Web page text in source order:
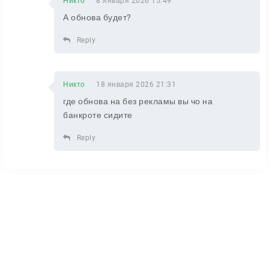
А обнова будет?
Reply
Никто 18 января 2026 21:31
где обнова на без рекламы вы чо на
банкроте сидите
Reply